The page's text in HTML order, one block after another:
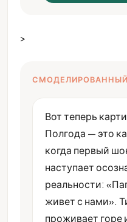
>
Вот теперь
Полгода — это
когда первый
наступает
реальности:
живет с нами».
проживает горе